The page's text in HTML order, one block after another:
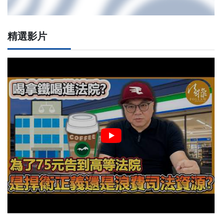
精選影片